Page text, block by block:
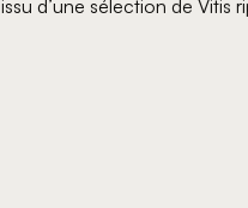
d’une sélection de Vitis